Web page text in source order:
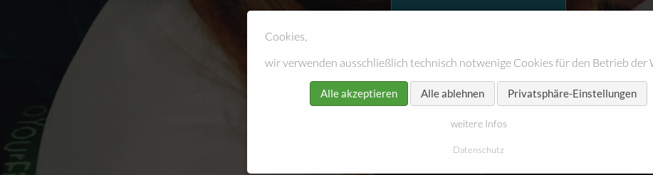
Blog abonnieren weitere Beiträge
KURSANGEBOTE
Geburtsvorbereitungskurs
Erste Hilfe Kurs Eltern
Cookies,
wir verwenden ausschließlich technisch notwenige Cookies für den Betrieb der
Alle akzeptieren Alle ablehnen Privatsphäre-Einstellungen
weitere Infos
Datenschutz